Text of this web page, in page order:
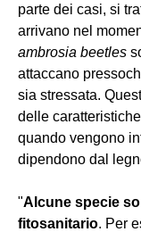
parte dei casi, si
arrivano nel
ambrosia beetles
attaccano
sia stressata.
delle
quando vengono
dipendono dal
"Alcune specie
fitosanitario. Per